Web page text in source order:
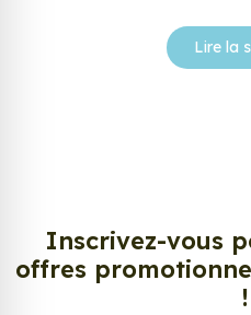
répondre à vos attentes,
notre large gamme de
décorer votre intérieur
Personnalisez la surface
Lire la
Inscrivez-vous
offres
!